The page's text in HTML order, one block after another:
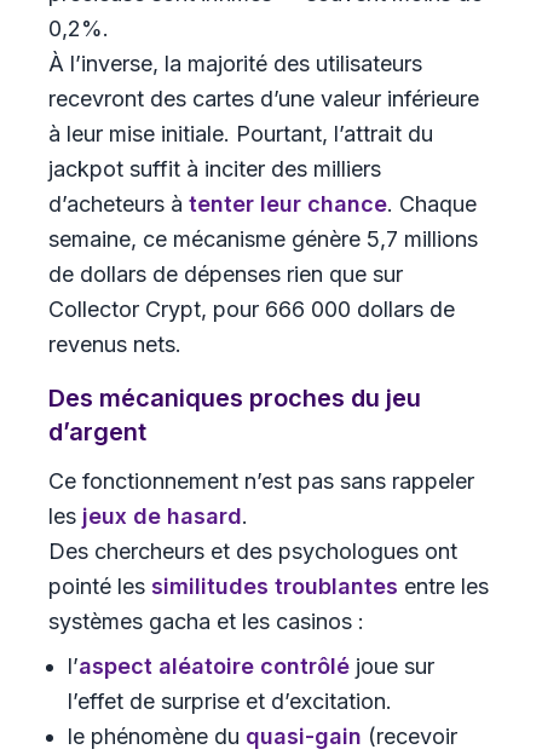
0,2%.
À l’inverse, la majorité des utilisateurs
recevront des cartes d’une valeur inférieure
à leur mise initiale. Pourtant, l’attrait du
jackpot suffit à inciter des milliers
d’acheteurs à tenter leur chance. Chaque
semaine, ce mécanisme génère 5,7 millions
de dollars de dépenses rien que sur
Collector Crypt, pour 666 000 dollars de
revenus nets.
Des mécaniques proches du jeu
d’argent
Ce fonctionnement n’est pas sans rappeler
les jeux de hasard.
Des chercheurs et des psychologues ont
pointé les similitudes troublantes entre les
systèmes gacha et les casinos :
l’aspect aléatoire contrôlé joue sur
l’effet de surprise et d’excitation.
le phénomène du quasi-gain (recevoir